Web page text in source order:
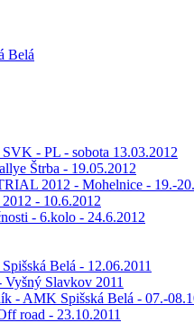
Belá
- PL - sobota 13.03.2012
Štrba - 19.05.2012
2012 - Mohelnice - 19.-
- 10.6.2012
- 6.kolo - 24.6.2012
Belá - 12.06.2011
Vyšný Slavkov 2011
- AMK Spišská Belá - 07.-
road - 23.10.2011